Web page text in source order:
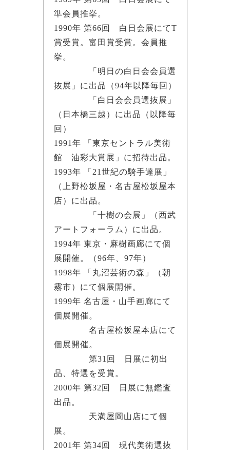
準会員推挙。
1990年 第66回 白日会展にてT
賞受賞。富田賞受賞。会員推
挙。
「明日の白日会会員選
抜展」に出品（94年以降毎回）
「白日会会員選抜展」
（日本橋三越）に出品（以降毎
回）
1991年 「東京セントラル美術
館 油彩大賞展」に招待出品。
1993年 「21世紀の騎手達展」
（上野松坂屋・名古屋松坂屋本
店）に出品。
「十樹の会展」（西武
アートフォーラム）に出品。
1994年 東京・麻樹画廊にて個
展開催。（96年、97年）
1998年 「丸沼芸術の森」（朝
霧市）にて個展開催。
1999年 名古屋・山手画廊にて
個展開催。
名古屋松坂屋本店にて
個展開催。
第31回 日展に初出
品、特選を受賞。
2000年 第32回 日展に無鑑査
出品。
天満屋岡山店にて個
展。
2001年 第34回 現代美術選抜